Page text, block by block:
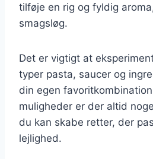
tilføje en rig og fyldig
smagsløg.
Det er vigtigt at
typer pasta, saucer og
din egen
muligheder er der altid
du kan skabe retter, der
lejlighed.